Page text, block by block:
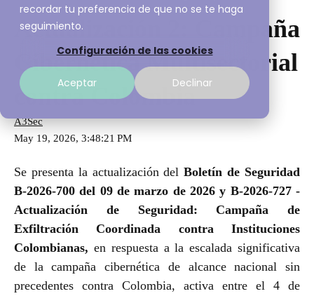
recordar tu preferencia de que no se te haga
seguimiento.
Configuración de las cookies
Aceptar Declinar
Actualización 2: Campaña
Cibernética Multisectorial
contra Colombia
A3Sec
May 19, 2026, 3:48:21 PM
Se presenta la actualización delBoletín de Seguridad
B-2026-700 del 09 de marzo de 2026 y B-2026-727 -
Actualización de Seguridad: Campaña de
Exfiltración Coordinada contra Instituciones
Colombianas, en respuesta a la escalada significativa
de la campaña cibernética de alcance nacional sin
precedentes contra Colombia, activa entre el 4 de